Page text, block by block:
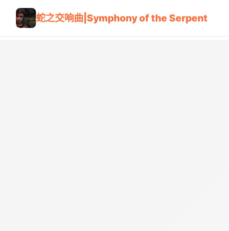
蛇之交响曲|Symphony of the Serpent